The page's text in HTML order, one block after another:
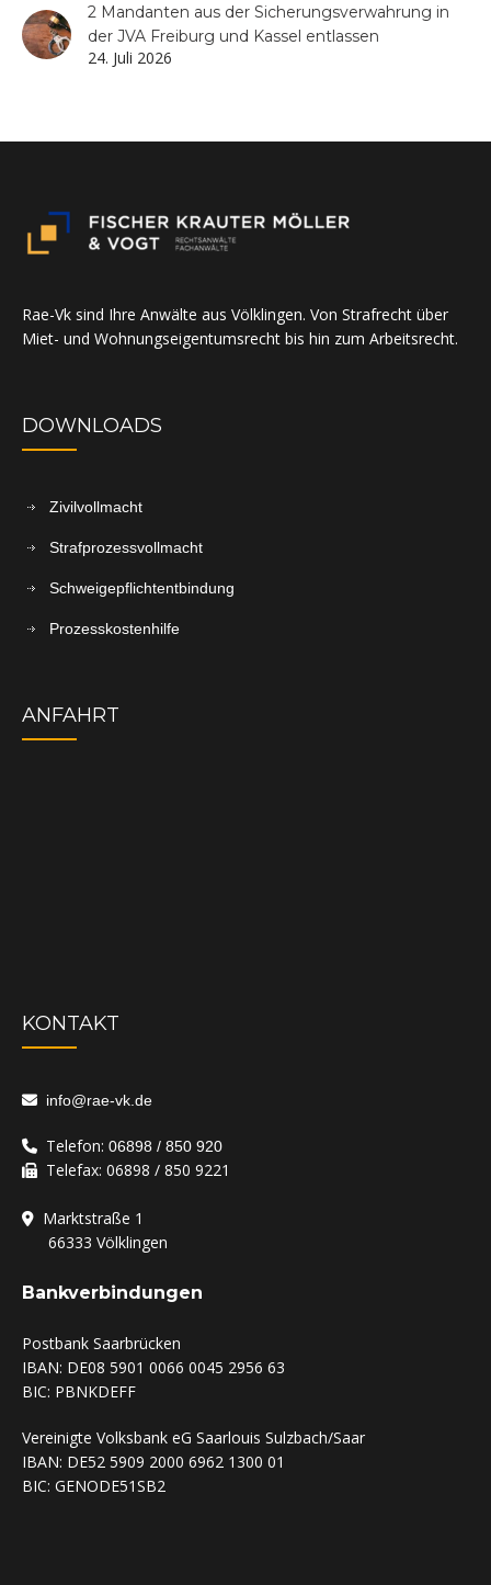
2 Mandanten aus der Sicherungsverwahrung in
der JVA Freiburg und Kassel entlassen
24. Juli 2026
Rae-Vk sind Ihre Anwälte aus Völklingen. Von Strafrecht über
Miet- und Wohnungseigentumsrecht bis hin zum Arbeitsrecht.
DOWNLOADS
Zivilvollmacht
Strafprozessvollmacht
Schweigepflichtentbindung
Prozesskostenhilfe
ANFAHRT
KONTAKT
info@rae-vk.de
Telefon:06898 / 850 920
Telefax: 06898 / 850 9221
Marktstraße 1
‏‏‎ ‎‏‏‎ ‎‏‏‎ ‎‏‏‎ ‎‏‏‎ ‎‏‏‏‎ ‎66333Völklingen
Bankverbindungen
Postbank Saarbrücken
IBAN: DE08 5901 0066 0045 2956 63
BIC: PBNKDEFF
Vereinigte Volksbank eG Saarlouis Sulzbach/Saar
IBAN: DE52 5909 2000 6962 1300 01
BIC: GENODE51SB2